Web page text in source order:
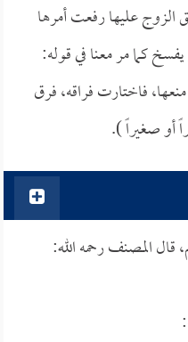
الزوج عليها رفعت أمرها
كما مر معنا في قوله:
فاختارت فراقه، فرق
أو صغيراً ).
قال المصنف رحمه الله: